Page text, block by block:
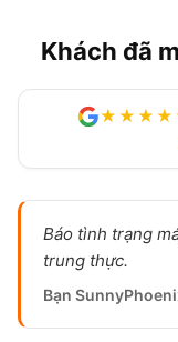
Khách đã
Báo tình trạng
trung thực.
Bạn